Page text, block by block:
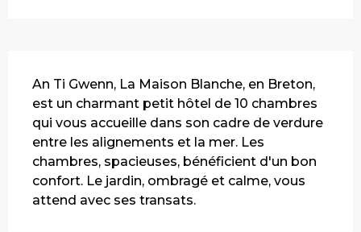
An Ti Gwenn, La Maison Blanche, en Breton,
est un charmant petit hôtel de 10 chambres
qui vous accueille dans son cadre de verdure
entre les alignements et la mer. Les
chambres, spacieuses, bénéficient d'un bon
confort. Le jardin, ombragé et calme, vous
attend avec ses transats.